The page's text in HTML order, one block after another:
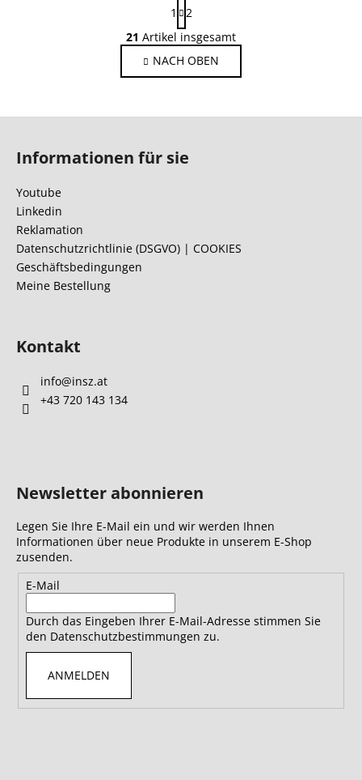
S
t
e
u
r
l
e
t
e
a
g
i
n
i
g
1
2
21 Artikel insgesamt
NACH OBEN
Informationen für sie
Youtube
Linkedin
Reklamation
Datenschutzrichtlinie (DSGVO) | COOKIES
Geschäftsbedingungen
Meine Bestellung
Kontakt
info@insz.at
+43 720 143 134
Newsletter abonnieren
Legen Sie Ihre E-Mail ein und wir werden Ihnen
Informationen über neue Produkte in unserem E-Shop
zusenden.
E-Mail
Durch das Eingeben Ihrer E-Mail-Adresse stimmen Sie
den Datenschutzbestimmungen zu.
ANMELDEN